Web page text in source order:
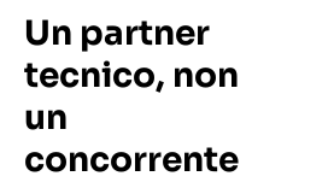
Un partner
tecnico, non
un
concorrente